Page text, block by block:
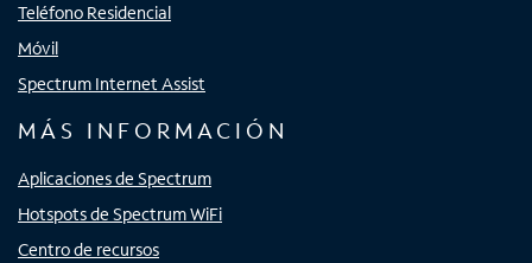
Teléfono Residencial
Móvil
Spectrum Internet Assist
MÁS INFORMACIÓN
Aplicaciones de Spectrum
Hotspots de Spectrum WiFi
Centro de recursos